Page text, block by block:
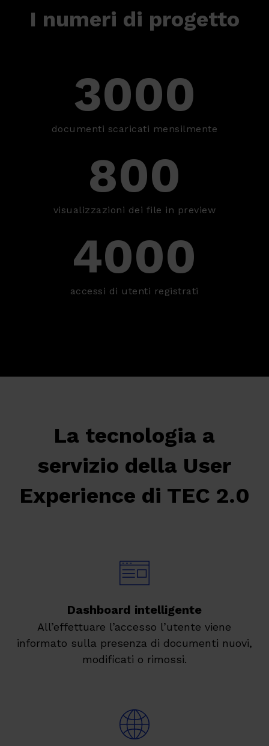
I numeri di progetto
3000
documenti scaricati mensilmente
800
visualizzazioni dei file in preview
4000
accessi di utenti registrati
La tecnologia a
servizio della User
Experience di TEC 2.0
Dashboard intelligente
All’effettuare l’accesso l’utente viene
informato sulla presenza di documenti nuovi,
modificati o rimossi.